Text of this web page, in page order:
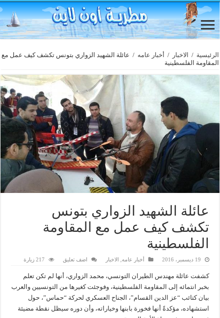
الرئيسية / الاخبار / أخبار عامه / عائلة الشهيد الزواري بتونس تكشف كيف عمل مع
المقاومة الفلسطينية
عائلة الشهيد الزواري بتونس
تكشف كيف عمل مع المقاومة
الفلسطينية
19 ديسمبر، 2016 أخبار عامه الاخبار اضف تعليق 217 زيارة
كشفت عائلة مهندس الطيران التونسي، محمد الزواري، أنها لم تكن تعلم
بخبر انتمائه إلى المقاومة الفلسطينية، وفوجئت كغيرها من التونسيين والعرب
بيان كتائب “عز الدين القسام”، الجناح العسكري لحركة “حماس”، حول
استشهاده، مؤكدةً أنها فخورة بابنها وخياراته، وأن دوره سيظل نقطة مضيئة